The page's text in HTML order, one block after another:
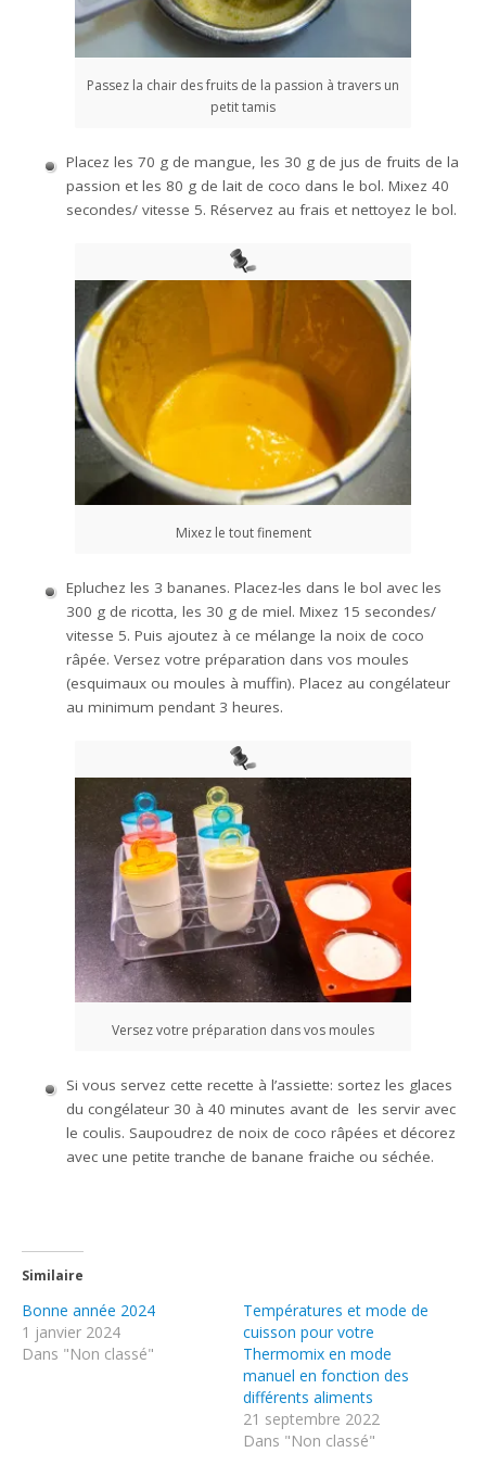
Passez la chair des fruits de la passion à travers un
petit tamis
Placez les 70 g de mangue, les 30 g de jus de fruits de la
passion et les 80 g de lait de coco dans le bol. Mixez 40
secondes/ vitesse 5. Réservez au frais et nettoyez le bol.
Mixez le tout finement
Epluchez les 3 bananes. Placez-les dans le bol avec les
300 g de ricotta, les 30 g de miel. Mixez 15 secondes/
vitesse 5. Puis ajoutez à ce mélange la noix de coco
râpée. Versez votre préparation dans vos moules
(esquimaux ou moules à muffin). Placez au congélateur
au minimum pendant 3 heures.
Versez votre préparation dans vos moules
Si vous servez cette recette à l’assiette: sortez les glaces
du congélateur 30 à 40 minutes avant de les servir avec
le coulis. Saupoudrez de noix de coco râpées et décorez
avec une petite tranche de banane fraiche ou séchée.
Similaire
Bonne année 2024
1 janvier 2024
Dans "Non classé"
Températures et mode de
cuisson pour votre
Thermomix en mode
manuel en fonction des
différents aliments
21 septembre 2022
Dans "Non classé"